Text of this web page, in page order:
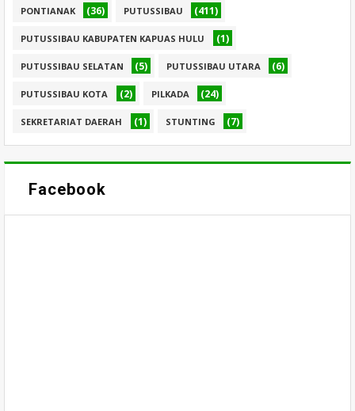
PONTIANAK (36) PUTUSSIBAU (411)
PUTUSSIBAU KABUPATEN KAPUAS HULU (1)
PUTUSSIBAU SELATAN (5) PUTUSSIBAU UTARA (6)
PUTUSSIBAU KOTA (2) PILKADA (24)
SEKRETARIAT DAERAH (1) STUNTING (7)
Facebook